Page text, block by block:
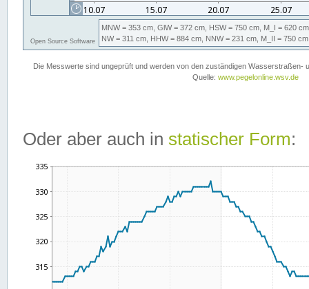
Oder aber auch in statischer Form: